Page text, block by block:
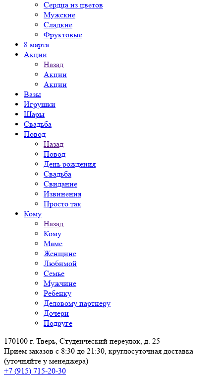
Сердца из цветов
Мужские
Сладкие
Фруктовые
8 марта
Акции
Назад
Акции
Акции
Вазы
Игрушки
Шары
Свадьба
Повод
Назад
Повод
День рождения
Свадьба
Свидание
Извинения
Просто так
Кому
Назад
Кому
Маме
Женщине
Любимой
Семье
Мужчине
Ребенку
Деловому партнеру
Дочери
Подруге
170100 г. Тверь, Студенческий переулок, д. 25
Прием заказов с 8:30 до 21:30, круглосуточная доставка
(уточняйте у менеджера)
+7 (915) 715-20-30